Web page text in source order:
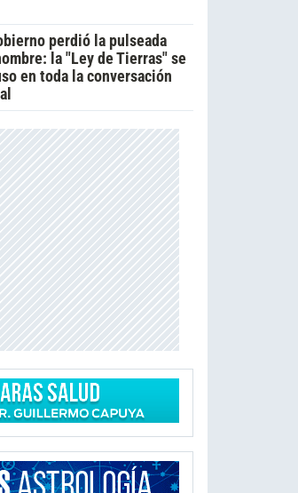
perdió la pulseada
la "Ley de Tierras" se
en toda la conversación